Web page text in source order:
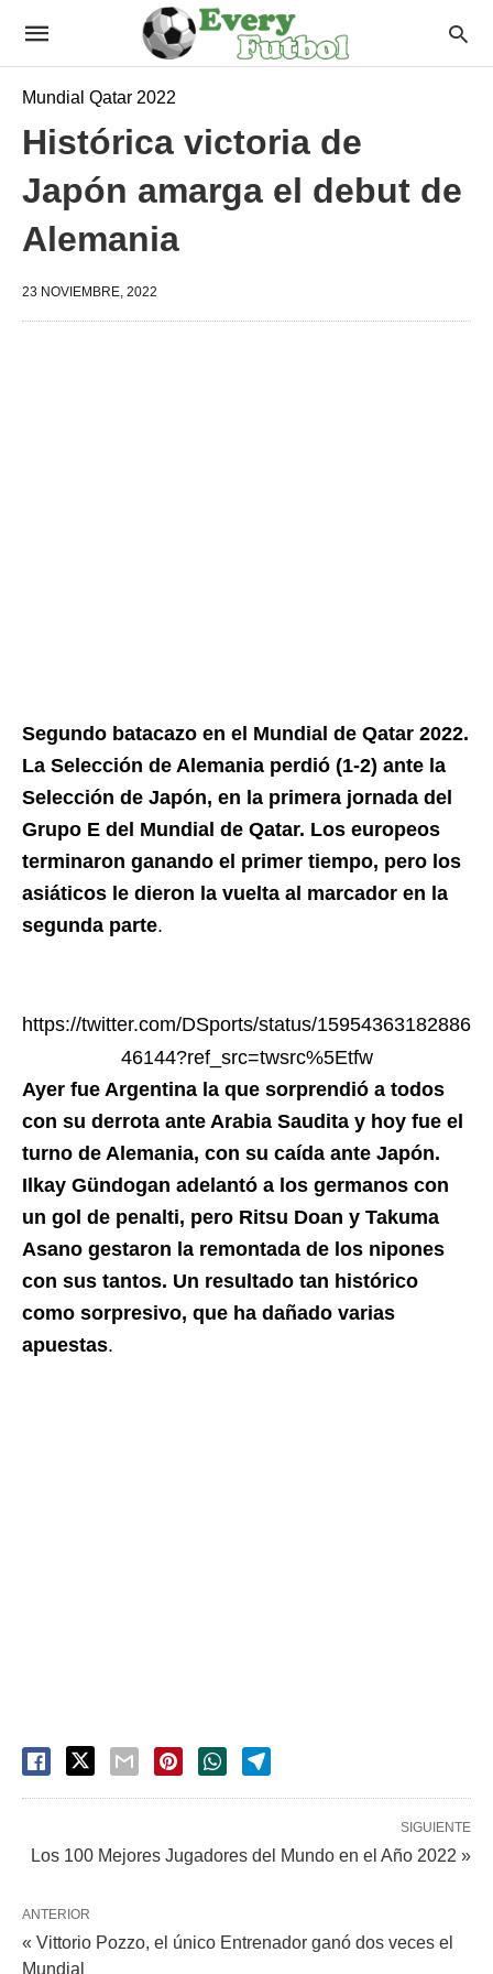
Mundial Qatar 2022
Histórica victoria de
Japón amarga el debut de
Alemania
23 NOVIEMBRE, 2022
Segundo batacazo en el Mundial de Qatar 2022.
La Selección de Alemania perdió (1-2) ante la
Selección de Japón, en la primera jornada del
Grupo E del Mundial de Qatar. Los europeos
terminaron ganando el primer tiempo, pero los
asiáticos le dieron la vuelta al marcador en la
segunda parte.
https://twitter.com/DSports/status/15954363182886
46144?ref_src=twsrc%5Etfw
Ayer fue Argentina la que sorprendió a todos
con su derrota ante Arabia Saudita y hoy fue el
turno de Alemania, con su caída ante Japón.
Ilkay Gündogan adelantó a los germanos con
un gol de penalti, pero Ritsu Doan y Takuma
Asano gestaron la remontada de los nipones
con sus tantos. Un resultado tan histórico
como sorpresivo, que ha dañado varias
apuestas.
SIGUIENTE
Los 100 Mejores Jugadores del Mundo en el Año 2022 »
ANTERIOR
« Vittorio Pozzo, el único Entrenador ganó dos veces el
Mundial